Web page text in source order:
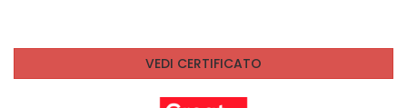
VEDI CERTIFICATO